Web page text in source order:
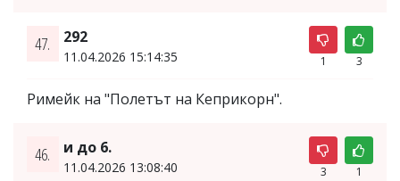
47. 292
11.04.2026 15:14:35 1 3
Римейк на "Полетът на Кеприкорн".
46. и до 6.
11.04.2026 13:08:40 3 1